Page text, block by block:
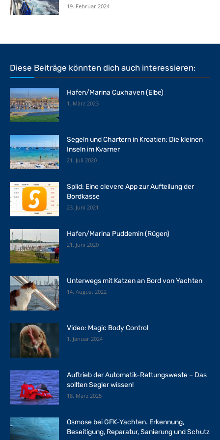
19. Februar 2024
Diese Beiträge könnten dich auch interessieren:
Hafen/Marina Cuxhaven (Elbe)
1. März 2023
Segeln und Chartern in Kroatien: Die kleinen
Inseln im Kvarner
21. Juli 2020
Splid: Eine clevere App zur Aufteilung der
Bordkasse
23. Juni 2021
Hafen/Marina Puddemin (Rügen)
21. Juni 2020
Unterwegs mit Katzen an Bord von Yachten
14. August 2022
Video: Magic Body Control
1. Januar 2024
Auftrieb der Automatik-Rettungsweste – Das
sollten Segler wissen!
18. März 2025
Osmose bei GFK-Yachten. Erkennung,
Beseitigung, Reparatur, Sanierung und Schutz